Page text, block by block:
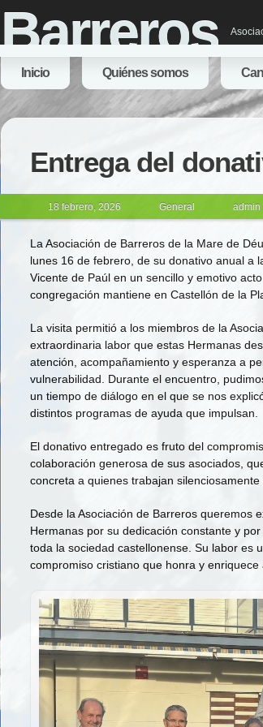
Barreros
Inicio Quiénes somos
Entrega del
18 febrero, 2026 General admin
La Asociación de Barreros de la Mare de
lunes 16 de febrero, de su donativo anual a
Vicente de Paúl en un sencillo y emotivo
congregación mantiene en Castellón de la
La visita permitió a los miembros de la
extraordinaria labor que estas Hermanas
atención, acompañamiento y esperanza a
vulnerabilidad. Durante el encuentro,
un tiempo de diálogo en el que se nos
distintos programas de ayuda que impulsan.
El donativo entregado es fruto del
colaboración generosa de sus asociados,
concreta a quienes trabajan silenciosamente
Desde la Asociación de Barreros queremos
Hermanas por su dedicación constante y
toda la sociedad castellonense. Su labor es
compromiso cristiano que honra y enriquece